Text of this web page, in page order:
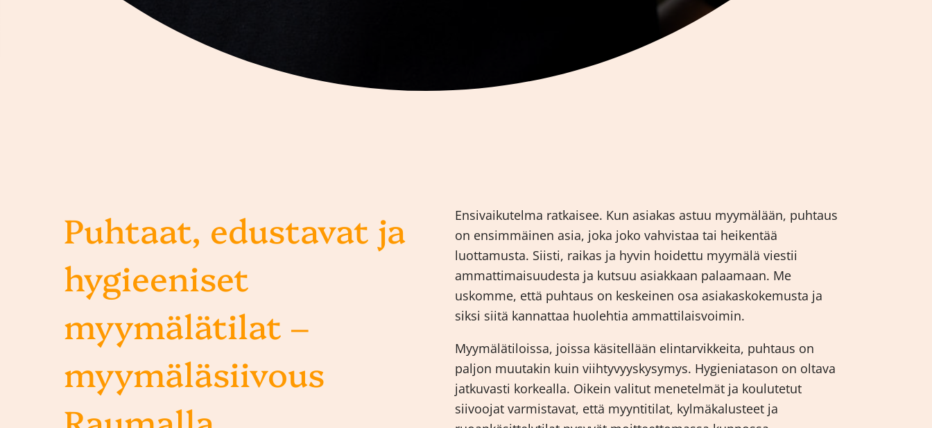
Puhtaat, edustavat ja
hygieeniset
myymälätilat –
myymäläsiivous
Ensivaikutelma ratkaisee. Kun asiakas astuu myymälään, puhtaus
on ensimmäinen asia, joka joko vahvistaa tai heikentää
luottamusta. Siisti, raikas ja hyvin hoidettu myymälä viestii
ammattimaisuudesta ja kutsuu asiakkaan palaamaan. Me
uskomme, että puhtaus on keskeinen osa asiakaskokemusta ja
siksi siitä kannattaa huolehtia ammattilaisvoimin.
Myymälätiloissa, joissa käsitellään elintarvikkeita, puhtaus on
paljon muutakin kuin viihtyvyyskysymys. Hygieniatason on oltava
jatkuvasti korkealla. Oikein valitut menetelmät ja koulutetut
siivoojat varmistavat, että myyntitilat, kylmäkalusteet ja